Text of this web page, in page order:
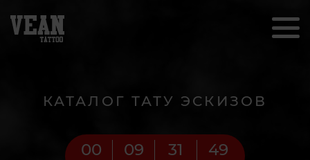
КАТАЛОГ ТАТУ ЭСКИЗОВ
00 09 31 47